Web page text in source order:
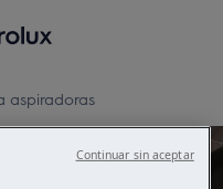
aspiradoras
Continuar sin aceptar